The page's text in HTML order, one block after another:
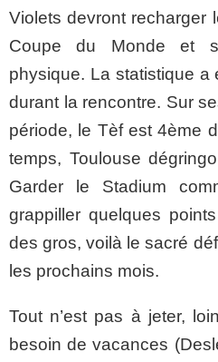
Violets devront recharger
Coupe du Monde et
physique. La statistique a
durant la rencontre. Sur
période, le Tèf est 4ème
temps, Toulouse
Garder le Stadium
grappiller quelques
des gros, voilà le sacré
les prochains mois.
Tout n’est pas à jeter,
besoin de vacances